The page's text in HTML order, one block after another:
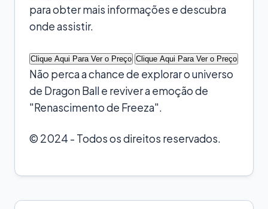
para obter mais informações e descubra
onde assistir.
Clique Aqui Para Ver o Preço Clique Aqui Para Ver o Preço
Não perca a chance de explorar o universo
de Dragon Ball e reviver a emoção de
"Renascimento de Freeza".
© 2024 - Todos os direitos reservados.